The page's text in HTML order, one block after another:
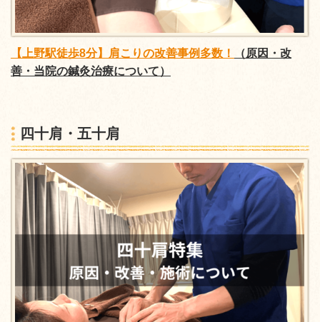
【上野駅徒歩8分】肩こりの改善事例多数！
（原因・改
善・当院の鍼灸治療について）
四十肩・五十肩